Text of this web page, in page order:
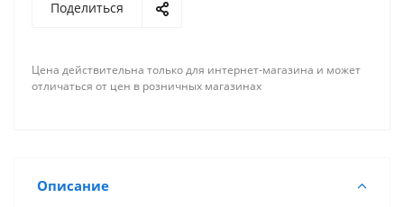
Поделиться
Цена действительна только для интернет-магазина и может
отличаться от цен в розничных магазинах
Описание